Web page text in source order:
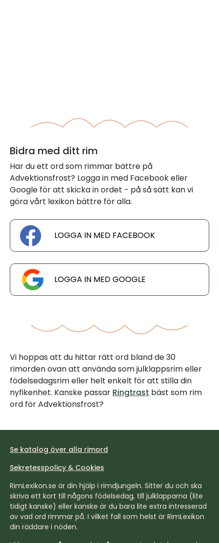
Bidra med ditt rim
Har du ett ord som rimmar bättre på
Advektionsfrost? Logga in med Facebook eller
Google för att skicka in ordet - på så sätt kan vi
göra vårt lexikon bättre för alla.
LOGGA IN MED FACEBOOK
LOGGA IN MED GOOGLE
Vi hoppas att du hittar rätt ord bland de 30
rimorden ovan att använda som julklappsrim eller
födelsedagsrim eller helt enkelt för att stilla din
nyfikenhet. Kanske passar Ringtrast bäst som rim
ord för Advektionsfrost?
Se katalog över alla rimord
Sekretesspolicy & Cookies
RimLexikon.se är din hjälp i rimdjungeln. Sitter du och ska
skriva ett kort till någons födelsedag, till julklapparna (lite
tidigt kanske) eller kanske är du bara lite extra intresserad
av vad ord rimmar på. I vilket fall som helst är RimLexikon
din räddare i nöden.